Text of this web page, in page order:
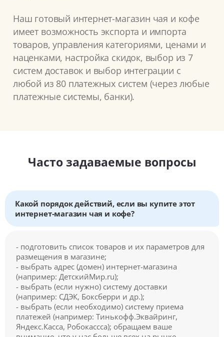
Наш готовый интернет-магазин чая и кофе
имеет возможность экспорта и импорта
товаров, управления категориями, ценами и
наценками, настройка скидок, выбор из 7
систем доставок и выбор интеграции с
любой из 80 платежных систем (через любые
платежные системы, банки).
Часто задаваемые вопросы
Какой порядок действий, если вы купите этот
интернет-магазин чая и кофе?
- подготовить список товаров и их параметров для
размещения в магазине;
- выбрать адрес (домен) интернет-магазина
(например: ДетскийМир.ru);
- выбрать (если нужно) систему доставки
(например: СДЭК, Боксберри и др.);
- выбрать (если необходимо) систему приема
платежей (например: Тинькофф.Эквайринг,
Яндекс.Касса, Робокассса); обращаем ваше